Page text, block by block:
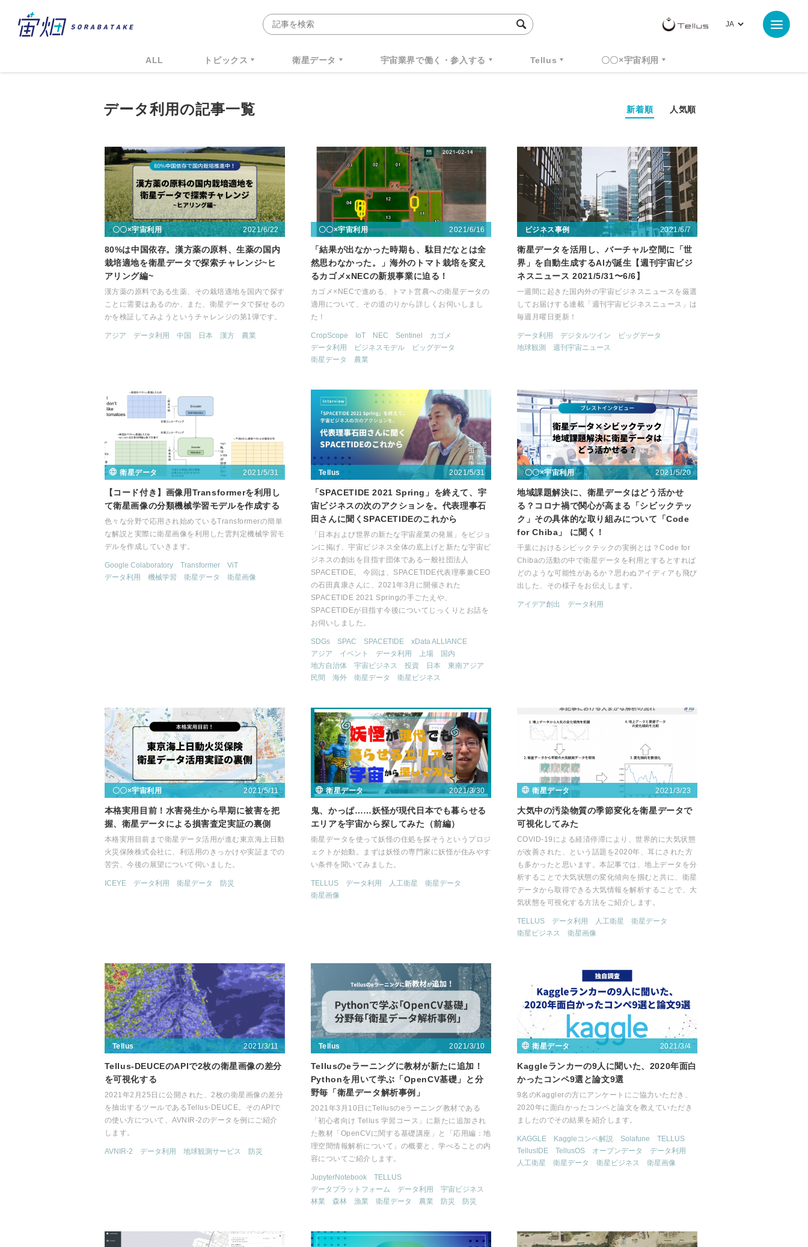
ALL トピックス 衛星データ 宇宙業界で働く・参入する Tellus 〇〇×宇宙利用
データ利用の記事一覧 新着順 人気順
〇〇×宇宙利用 2021/6/22
80%は中国依存。漢方薬の原料、生薬の国内
栽培適地を衛星データで探索チャレンジ~ヒ
アリング編~
漢方薬の原料である生薬、その栽培適地を国内で探す
ことに需要はあるのか、また、衛星データで探せるの
かを検証してみようというチャレンジの第1弾です。
アジア データ利用 中国 日本 漢方 農業
〇〇×宇宙利用 2021/6/16
「結果が出なかった時期も、駄目だなとは全
然思わなかった。」海外のトマト栽培を変え
るカゴメxNECの新規事業に迫る！
カゴメ×NECで進める、トマト営農への衛星データの
適用について、その道のりから詳しくお伺いしまし
た！
CropScope IoT NEC Sentinel
カゴメ
データ利用
ビジネスモデル
ビッグデータ
衛星データ
農業
ビジネス事例 2021/6/7
衛星データを活用し、バーチャル空間に「世
界」を自動生成するAIが誕生【週刊宇宙ビジ
ネスニュース 2021/5/31〜6/6】
一週間に起きた国内外の宇宙ビジネスニュースを厳選
してお届けする連載「週刊宇宙ビジネスニュース」は
毎週月曜日更新！
データ利用 デジタルツイン
ビッグデータ
地球観測
週刊宇宙ニュース
衛星データ 2021/5/31
【コード付き】画像用Transformerを利用し
て衛星画像の分類機械学習モデルを作成する
色々な分野で応用され始めているTransformerの簡単
な解説と実際に衛星画像を利用した雲判定機械学習モ
デルを作成していきます。
Google Colaboratory Transformer
ViT
データ利用
機械学習 衛星データ 衛星画像
Tellus 2021/5/31
「SPACETIDE 2021 Spring」を終えて、宇
宙ビジネスの次のアクションを。代表理事石
田さんに聞くSPACETIDEのこれから
「日本および世界の新たな宇宙産業の発展」をビジョ
ンに掲げ、宇宙ビジネス全体の底上げと新たな宇宙ビ
ジネスの創出を目指す団体である一般社団法人
SPACETIDE。 今回は、SPACETIDE代表理事兼CEO
の石田真康さんに、2021年3月に開催された
SPACETIDE 2021 Springの手ごたえや、
SPACETIDEが目指す今後についてじっくりとお話を
お伺いしました。
SDGs SPAC SPACETIDE
xData ALLIANCE
アジア
イベント データ利用 上場
国内
地方自治体
宇宙ビジネス 投資 日本
東南アジア
民間
海外 衛星データ 衛星ビジネス
〇〇×宇宙利用 2021/5/20
地域課題解決に、衛星データはどう活かせ
る？コロナ禍で関心が高まる「シビックテッ
ク」その具体的な取り組みについて「Code
for Chiba」 に聞く！
千葉におけるシビックテックの実例とは？Code for
Chibaの活動の中で衛星データを利用とするとすれば
どのような可能性があるか？思わぬアイディアも飛び
出した、その様子をお伝えします。
アイデア創出 データ利用
〇〇×宇宙利用 2021/5/11
本格実用目前！水害発生から早期に被害を把
握、衛星データによる損害査定実証の裏側
本格実用目前まで衛星データ活用が進む東京海上日動
火災保険株式会社に、利活用のきっかけや実証までの
苦労、今後の展望について伺いました。
ICEYE データ利用 衛星データ 防災
衛星データ 2021/3/30
鬼、かっぱ……妖怪が現代日本でも暮らせる
エリアを宇宙から探してみた（前編）
衛星データを使って妖怪の住処を探そうというプロジ
ェクトが始動。まずは妖怪の専門家に妖怪が住みやす
い条件を聞いてみました。
TELLUS データ利用 人工衛星
衛星データ
衛星画像
衛星データ 2021/3/23
大気中の汚染物質の季節変化を衛星データで
可視化してみた
COVID-19による経済停滞により、世界的に大気状態
が改善された、という話題を2020年、耳にされた方
も多かったと思います。本記事では、地上データを分
析することで大気状態の変化傾向を掴むと共に、衛星
データから取得できる大気情報を解析することで、大
気状態を可視化する方法をご紹介します。
TELLUS データ利用 人工衛星
衛星データ
衛星ビジネス
衛星画像
Tellus 2021/3/11
Tellus-DEUCEのAPIで2枚の衛星画像の差分
を可視化する
2021年2月25日に公開された、2枚の衛星画像の差分
を抽出するツールであるTellus-DEUCE。そのAPIで
の使い方について、AVNIR-2のデータを例にご紹介
します。
AVNIR-2 データ利用 地球観測サービス 防災
Tellus 2021/3/10
Tellusのeラーニングに教材が新たに追加！
Pythonを用いて学ぶ「OpenCV基礎」と分
野毎「衛星データ解析事例」
2021年3月10日にTellusのeラーニング教材である
「初心者向け Tellus 学習コース」に新たに追加され
た教材「OpenCVに関する基礎講座」と「応用編：地
理空間情報解析について」の概要と、学べることの内
容についてご紹介します。
JupyterNotebook
TELLUS
データプラットフォーム
データ利用
宇宙ビジネス
林業
森林 漁業 衛星データ 農業 防災 防災
衛星データ 2021/3/4
Kaggleランカーの9人に聞いた、2020年面白
かったコンペ9選と論文9選
9名のKagglerの方にアンケートにご協力いただき、
2020年に面白かったコンペと論文を教えていただき
ましたのでその結果を紹介します。
KAGGLE Kaggleコンペ解説 Solafune
TELLUS
TellusIDE
TellusOS オープンデータ
データ利用
人工衛星
衛星データ 衛星ビジネス 衛星画像